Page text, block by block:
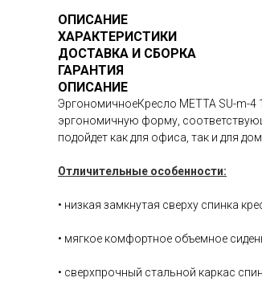
ОПИСАНИЕ
ХАРАКТЕРИСТИКИ
ДОСТАВКА И СБОРКА
ГАРАНТИЯ
ОПИСАНИЕ
ЭргономичноеКресло METTA SU-m-4
эргономичную форму,
подойдет как для офиса, так и для
Отличительные особенности:
• низкая замкнутая сверху спинка
• мягкое комфортное объемное
• сверхпрочный стальной каркас